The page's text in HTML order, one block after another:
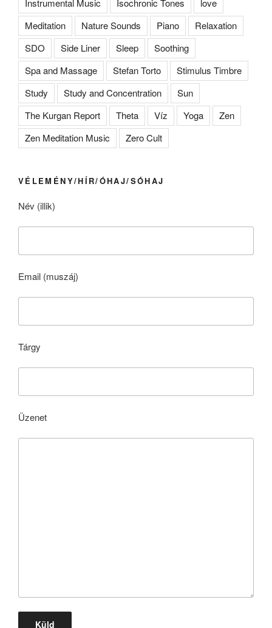
Instrumental Music Isochronic Tones
love
Meditation
Nature Sounds Piano
Relaxation
SDO
Side Liner Sleep
Soothing
Spa and Massage
Stefan Torto
Stimulus Timbre
Study
Study and Concentration
Sun
The Kurgan Report
Theta Víz Yoga
Zen
Zen Meditation Music
Zero Cult
VÉLEMÉNY/HÍR/ÓHAJ/SÓHAJ
Név (illik)
Email (muszáj)
Tárgy
Üzenet